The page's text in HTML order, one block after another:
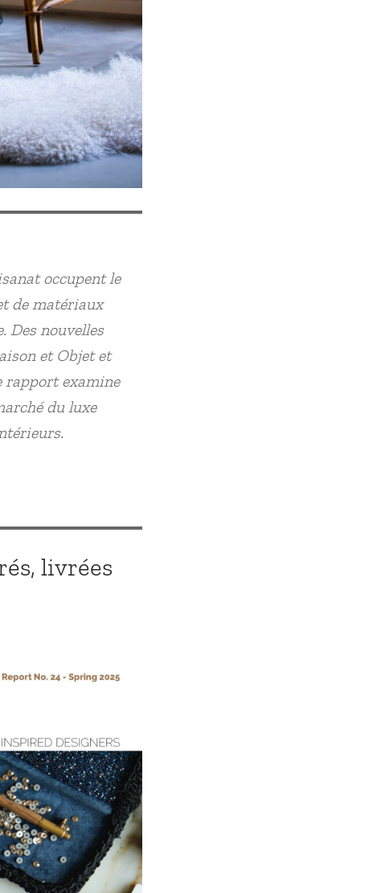
occupent le
de matériaux
Des nouvelles
et Objet et
rapport examine
du luxe
livrées